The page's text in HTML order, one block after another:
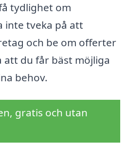
tydlighet om
inte tveka på att
och be om offerter
du får bäst möjliga
behov.
gratis och utan